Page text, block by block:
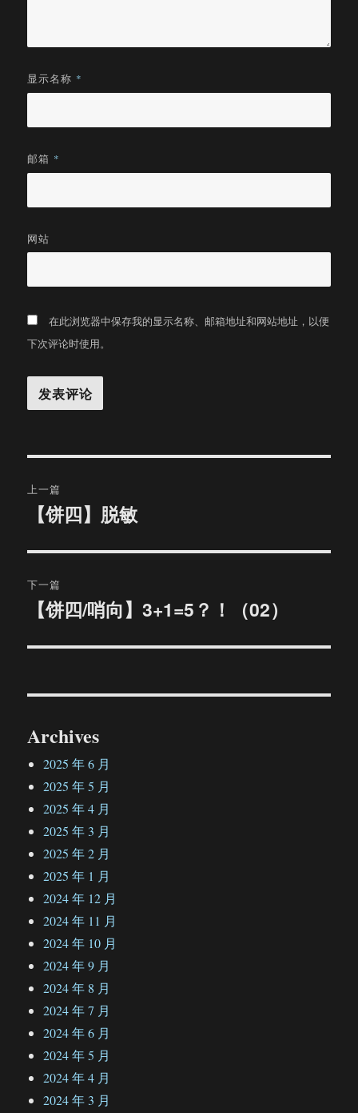
显示名称 *
邮箱 *
网站
在此浏览器中保存我的显示名称、邮箱地址和网站地址，以便
下次评论时使用。
章
航
上一篇
文
章：
【饼四】脱敏
下一篇
文
【饼四/哨向】3+1=5？！（02）
Archives
2025 年 6 月
2025 年 5 月
2025 年 4 月
2025 年 3 月
2025 年 2 月
2025 年 1 月
2024 年 12 月
2024 年 11 月
2024 年 10 月
2024 年 9 月
2024 年 8 月
2024 年 7 月
2024 年 6 月
2024 年 5 月
2024 年 4 月
2024 年 3 月